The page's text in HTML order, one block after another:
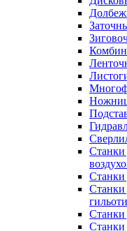
Станки
Станки
Станки
Станки
Станки